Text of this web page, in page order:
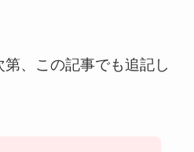
、この記事でも追記し